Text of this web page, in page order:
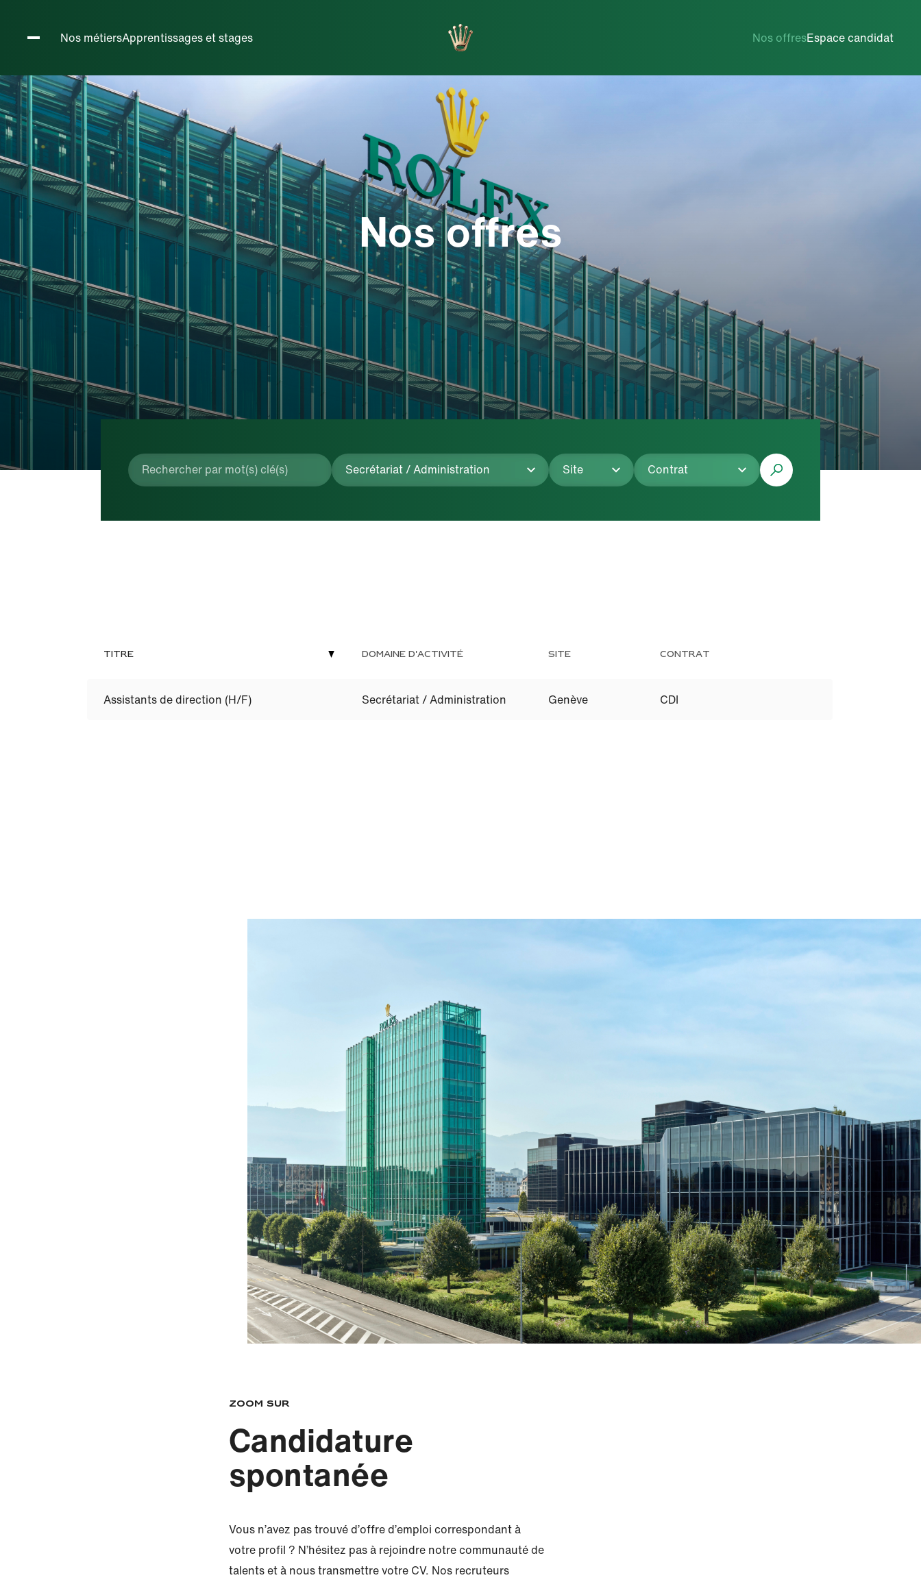
Nos métiersApprentissages et stages Nos offresEspace candidat
Nos offres
TITRE DOMAINE D'ACTIVITÉ SITE CONTRAT
Assistants de direction (H/F) Secrétariat / Administration Genève CDI
Zoom sur
Candidature
spontanée
Vous n’avez pas trouvé d’offre d’emploi correspondant à
votre profil ? N’hésitez pas à rejoindre notre communauté de
talents et à nous transmettre votre CV. Nos recruteurs